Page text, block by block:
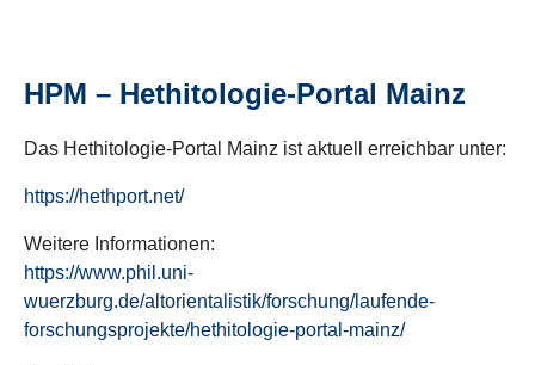
HPM – Hethitologie-Portal Mainz
Das Hethitologie-Portal Mainz ist aktuell erreichbar unter:
https://hethport.net/
Weitere Informationen:
https://www.phil.uni-
wuerzburg.de/altorientalistik/forschung/laufende-
forschungsprojekte/hethitologie-portal-mainz/